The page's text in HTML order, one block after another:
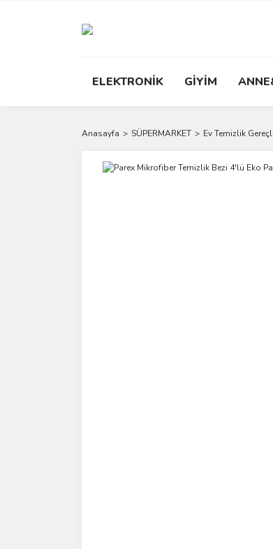
ELEKTRONİK GİYİM
Anasayfa SÜPERMARKET Ev Temizlik